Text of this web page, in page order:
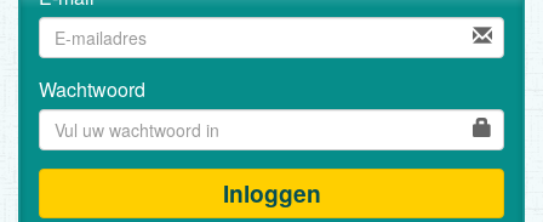
Wachtwoord
Inloggen